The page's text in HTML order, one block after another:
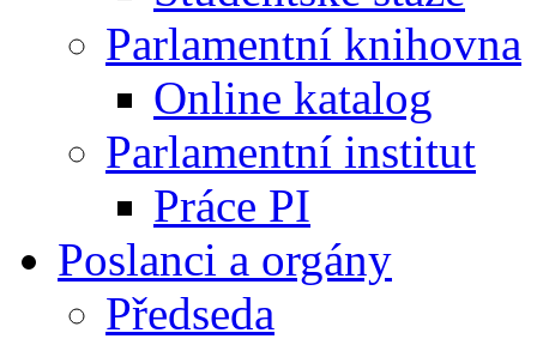
Parlamentní knihovna
Online katalog
Parlamentní institut
Práce PI
Poslanci a orgány
Předseda